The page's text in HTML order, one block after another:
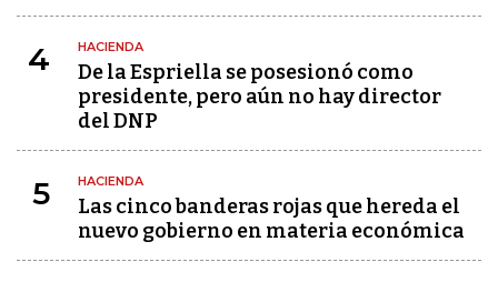
4 HACIENDA
De la Espriella se posesionó como
presidente, pero aún no hay director
del DNP
5 HACIENDA
Las cinco banderas rojas que hereda el
nuevo gobierno en materia económica